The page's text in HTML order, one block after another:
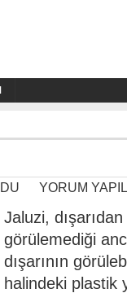
YORUM
Jaluzi,
görülemediği
dışarının
halindeki plastik